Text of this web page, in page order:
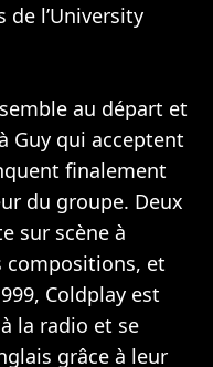
l’University
au départ et
Guy qui acceptent
finalement
du groupe. Deux
sur scène à
compositions, et
Coldplay est
la radio et se
grâce à leur